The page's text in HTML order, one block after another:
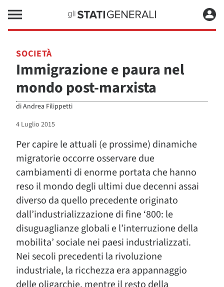
SOCIETÀ
Immigrazione e paura nel
mondo post-marxista
diAndrea Filippetti
4 Luglio 2015
Per capire le attuali (e prossime) dinamiche
migratorie occorre osservare due
cambiamenti di enorme portata che hanno
reso il mondo degli ultimi due decenni assai
diverso da quello precedente originato
dall’industrializzazione di fine ‘800: le
disuguaglianze globali e l’interruzione della
mobilita’ sociale nei paesi industrializzati.
Nei secoli precedenti la rivoluzione
industriale, la ricchezza era appannaggio